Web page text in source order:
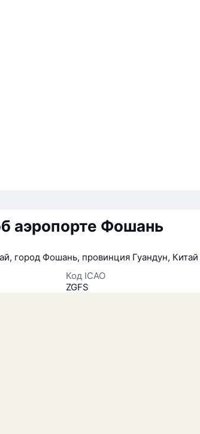
аэропорте Фошань
город Фошань, провинция Гуандун, Китай
Код ICAO
ZGFS